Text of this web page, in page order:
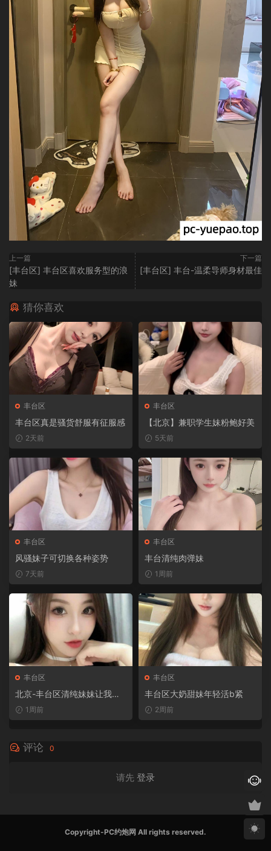
上一篇
[丰台区] 丰台区喜欢服务型的浪
妹
下一篇
[丰台区] 丰台-温柔导师身材最佳
猜你喜欢
丰台区
丰台区真是骚货舒服有征服感
2天前
丰台区
【北京】兼职学生妹粉鲍好美
5天前
丰台区
风骚妹子可切换各种姿势
7天前
丰台区
丰台清纯肉弹妹
1周前
丰台区
北京-丰台区清纯妹妹让我兽
性大发的骚货
1周前
丰台区
丰台区大奶甜妹年轻活b紧
2周前
评论 0
请先 登录
Copyright-PC约炮网 All rights reserved.